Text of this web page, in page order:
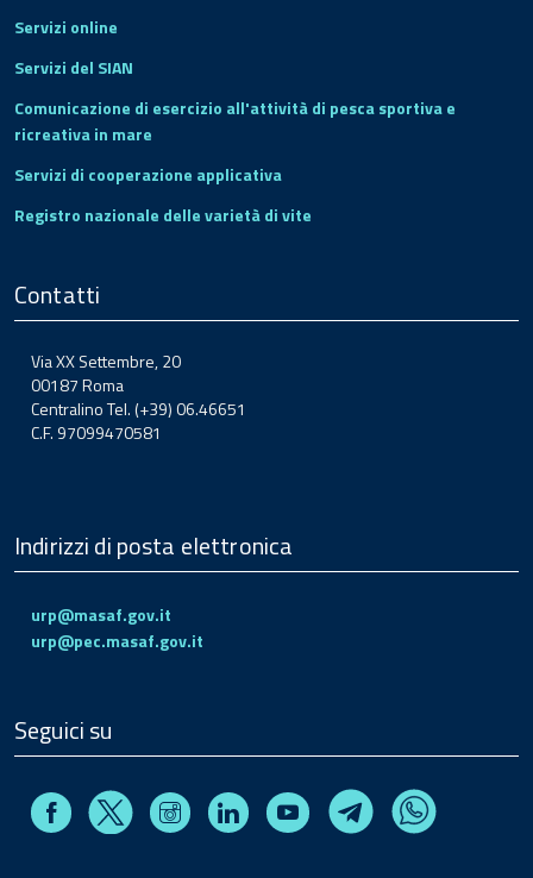
Servizi online
Servizi del SIAN
Comunicazione di esercizio all'attività di pesca sportiva e
ricreativa in mare
Servizi di cooperazione applicativa
Registro nazionale delle varietà di vite
Contatti
Via XX Settembre, 20
00187 Roma
Centralino Tel. (+39) 06.46651
C.F. 97099470581
Indirizzi di posta elettronica
urp@masaf.gov.it
urp@pec.masaf.gov.it
Seguici su
FacebookX InstagramLinkedin Youtube TelegramWhatsapp